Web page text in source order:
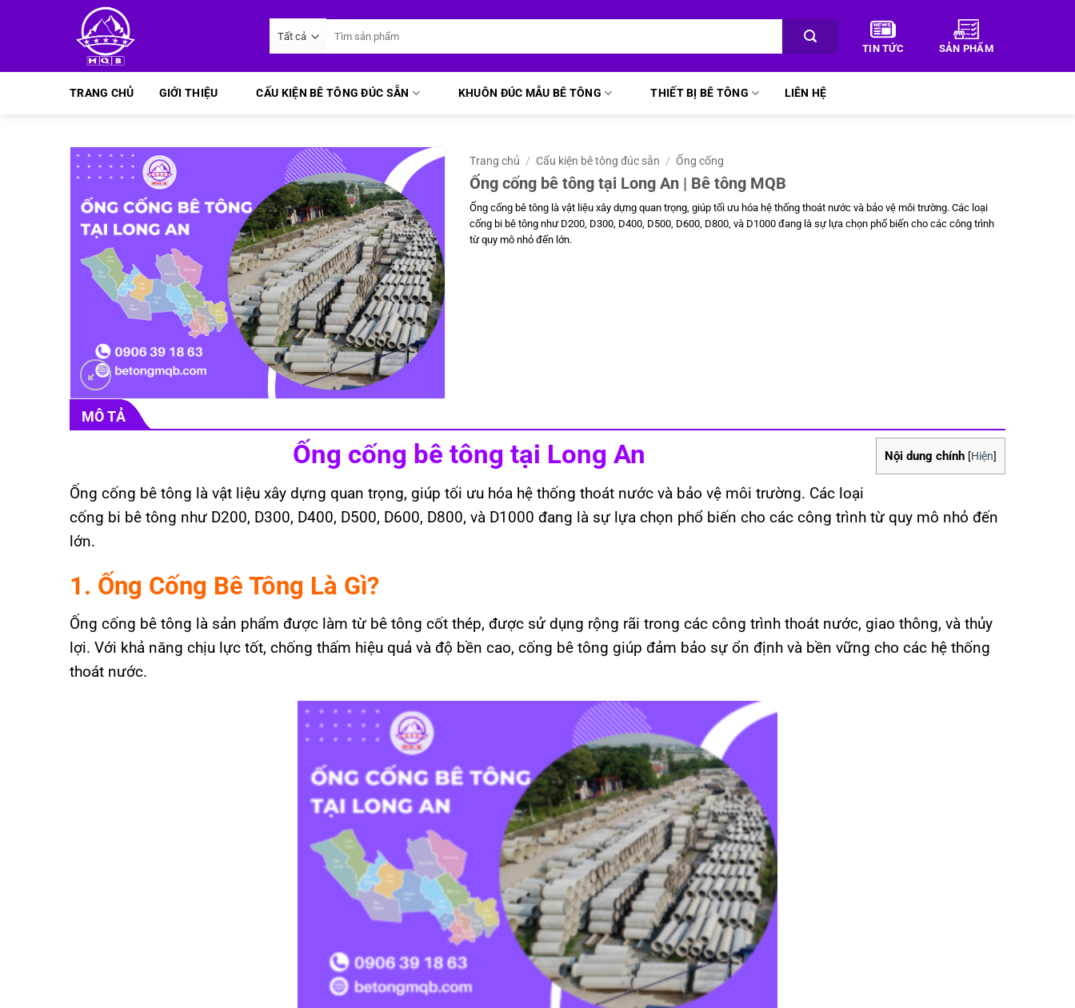
dung
kiếm:
TIN TỨC SẢN PHẨM
TRANG CHỦ GIỚI THIỆU CẤU KIỆN BÊ TÔNG ĐÚC SẴN KHUÔN ĐÚC MẪU BÊ TÔNG THIẾT BỊ BÊ TÔNG LIÊN HỆ
Trang chủ / Cấu kiện bê tông đúc sẵn / Ống cống
Ống cống bê tông tại Long An | Bê tông MQB
Ống cống bê tông là vật liệu xây dựng quan trọng, giúp tối ưu hóa hệ thống thoát nước và bảo vệ môi trường. Các loại
cống bi bê tông như D200, D300, D400, D500, D600, D800, và D1000 đang là sự lựa chọn phổ biến cho các công trình
từ quy mô nhỏ đến lớn.
MÔ TẢ
Nội dung chính [Hiện]
Ống cống bê tông tại Long An
Ống cống bê tông là vật liệu xây dựng quan trọng, giúp tối ưu hóa hệ thống thoát nước và bảo vệ môi trường. Các loại
cống bi bê tông như D200, D300, D400, D500, D600, D800, và D1000 đang là sự lựa chọn phổ biến cho các công trình từ quy mô nhỏ đến
lớn.
1. Ống Cống Bê Tông Là Gì?
Ống cống bê tông là sản phẩm được làm từ bê tông cốt thép, được sử dụng rộng rãi trong các công trình thoát nước, giao thông, và thủy
lợi. Với khả năng chịu lực tốt, chống thấm hiệu quả và độ bền cao, cống bê tông giúp đảm bảo sự ổn định và bền vững cho các hệ thống
thoát nước.